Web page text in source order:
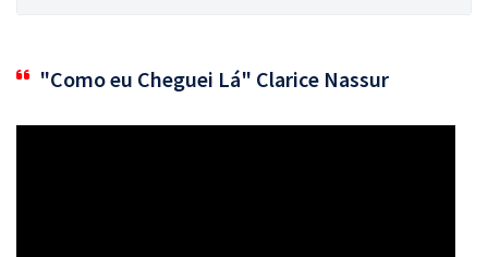
"Como eu Cheguei Lá" Clarice Nassur